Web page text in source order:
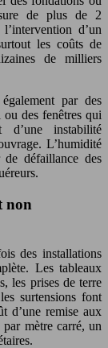
de plus de 2
d’un
les coûts de
de milliers
par des
des fenêtres qui
d’une instabilité
L’humidité
de défaillance des
non
des installations
Les tableaux
les prises de terre
surtensions font
d’une remise aux
mètre carré, un